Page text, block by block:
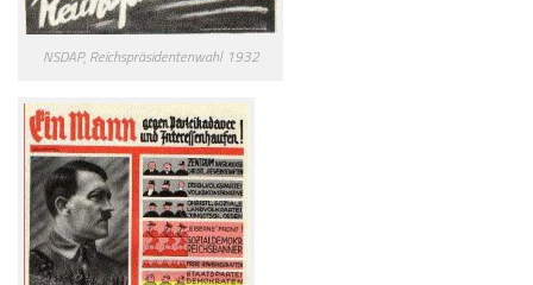
NSDAP, Reichspräsidentenwahl 1932